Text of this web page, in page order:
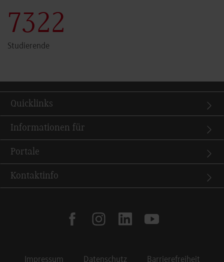
7341
Studierende
Quicklinks
Informationen für
Portale
Kontaktinfo
facebookinstagramlinkedin youtube